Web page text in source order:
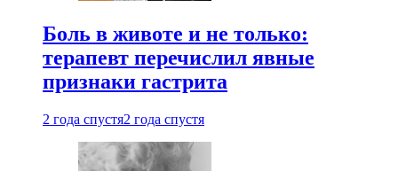
Боль в животе и не только:
терапевт перечислил явные
признаки гастрита
2 года спустя2 года спустя